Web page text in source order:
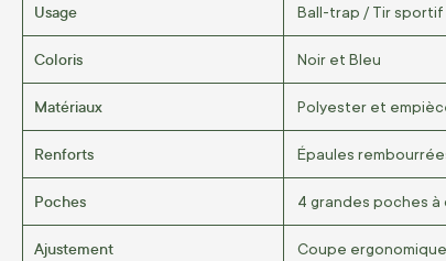
Usage Ball-trap / Tir sportif
Coloris Noir et Bleu
Matériaux Polyester et
Renforts Épaules
Poches 4 grandes poches
Ajustement Coupe